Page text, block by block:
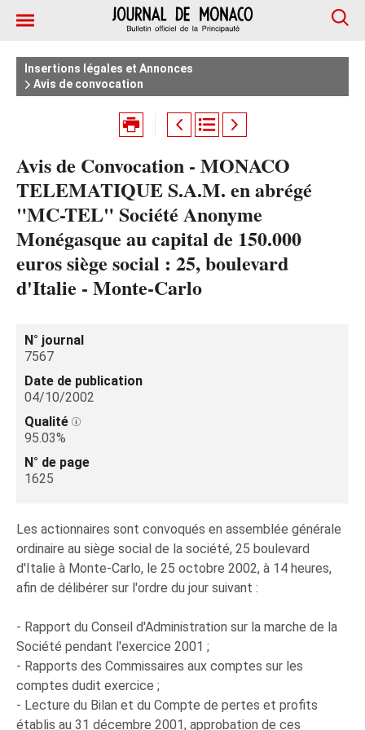
Insertions légales et Annonces
Avis de convocation
Avis de Convocation - MONACO
TELEMATIQUE S.A.M. en abrégé
"MC-TEL" Société Anonyme
Monégasque au capital de 150.000
euros siège social : 25, boulevard
d'Italie - Monte-Carlo
N° journal
7567
Date de publication
04/10/2002
Qualité
95.03%
N° de page
1625
Les actionnaires sont convoqués en assemblée générale
ordinaire au siège social de la société, 25 boulevard
d'Italie à Monte-Carlo, le 25 octobre 2002, à 14 heures,
afin de délibérer sur l'ordre du jour suivant :
- Rapport du Conseil d'Administration sur la marche de la
Société pendant l'exercice 2001 ;
- Rapports des Commissaires aux comptes sur les
comptes dudit exercice ;
- Lecture du Bilan et du Compte de pertes et profits
établis au 31 décembre 2001, approbation de ces